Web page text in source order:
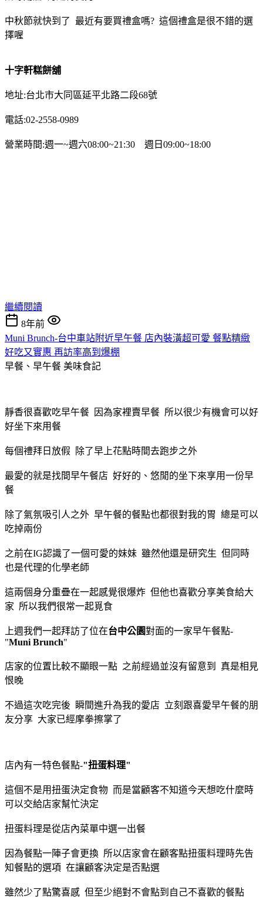
中秋節就快到了 最近有要買禮盒嗎? 這個禮盒是很不錯的選
擇喔
十字軒糕餅舖
地址:台北市大同區延平北路二段68號
電話:02-2558-0989
營業時間:週一~週六08:00~21:30 週日09:00~18:00
繼續閱讀
8年前
Muni Brunch-台中車站附近早午餐 店內裝潢超可愛 餐點精緻
好吃又實惠 再訪率高到爆棚
早餐、早午餐 美味食記
靜香很喜歡吃早午餐 因為家裡賣早餐 所以很少有機會可以好
好坐下來用餐
每個禮拜日放假 除了早上花點時間去跑步之外
最愛的就是找間早午餐店 好好的、悠閒的坐下來享用一份早
餐
除了氣氛吸引人之外 早午餐的餐點也都很對我的胃 總是可以
吃掉兩份
之前在IG認識了一個可愛的妹妹 雖然他還是研究生 但同時
也是代理的化學老師
這兩個身分重疊在一起感覺很爆炸 但他也喜歡分享美食給大
家 所以我們很常一起覓食
上週我們一起拜訪了位在台中公園對面的一家早午餐點-
"Muni Brunch"
店家的位置比較不顯眼一點 之前經過並沒有留意到 真是相見
恨晚
不過這次吃完後 瞬間進升為我的愛店 立刻跟喜愛早午餐的朋
友分享 大家已經摩拳擦掌了
店內有一特色餐點-"扭蛋料理"
這個不是用扭蛋決定食物 而是當顧客不知道今天想吃什麼時
可以交給店家幫忙決定
扭蛋料理是從店內菜單中選一出餐
因為餐點一陣子會更換 所以店家會在顧客點扭蛋料理時先告
知餐點的選項 在讓顧客決定是否點選
雖然少了點驚喜感 但至少絕對不會點到自己不喜歡的餐點